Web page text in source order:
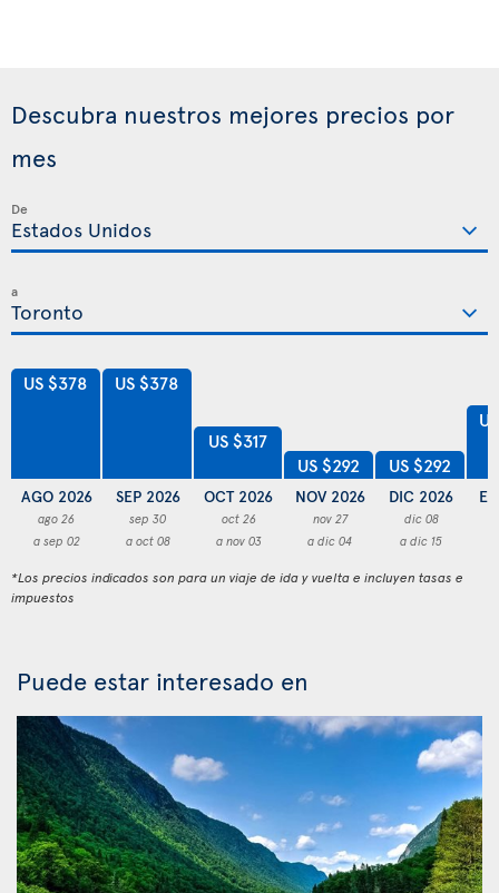
Descubra nuestros mejores precios por
mes
De
a
US $378
AGO 2026
ago 26
a sep 02
US $378
SEP 2026
sep 30
a oct 08
US $317
OCT 2026
oct 26
a nov 03
US $292
NOV 2026
nov 27
a dic 04
US $292
DIC 2026
dic 08
a dic 15
*Los precios indicados son para un viaje de ida y vuelta e incluyen tasas e
impuestos
Puede estar interesado en